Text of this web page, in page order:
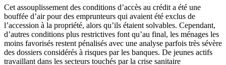
Cet assouplissement des conditions d’accès au crédit a été une
bouffée d’air pour des emprunteurs qui avaient été exclus de
l’accession à la propriété, alors qu’ils étaient solvables. Cependant,
d’autres conditions plus restrictives font qu’au final, les ménages les
moins favorisés restent pénalisés avec une analyse parfois très sévère
des dossiers considérés à risques par les banques. De jeunes actifs
travaillant dans les secteurs touchés par la crise sanitaire